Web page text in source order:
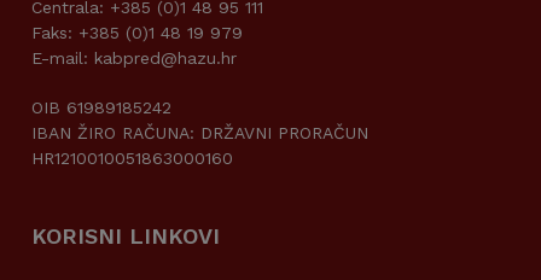
Centrala: +385 (0)1 48 95 111
Faks: +385 (0)1 48 19 979
E-mail: kabpred@hazu.hr
OIB 61989185242
IBAN ŽIRO RAČUNA: DRŽAVNI PRORAČUN
HR1210010051863000160
KORISNI LINKOVI